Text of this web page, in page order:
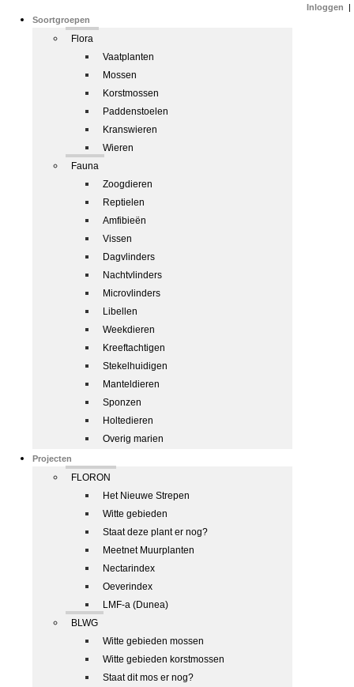
Soortgroepen
Flora
Vaatplanten
Mossen
Korstmossen
Paddenstoelen
Kranswieren
Wieren
Fauna
Zoogdieren
Reptielen
Amfibieën
Vissen
Dagvlinders
Nachtvlinders
Microvlinders
Libellen
Weekdieren
Kreeftachtigen
Stekelhuidigen
Manteldieren
Sponzen
Holtedieren
Overig marien
Projecten
FLORON
Het Nieuwe Strepen
Witte gebieden
Staat deze plant er nog?
Meetnet Muurplanten
Nectarindex
Oeverindex
LMF-a (Dunea)
BLWG
Witte gebieden mossen
Witte gebieden korstmossen
Staat dit mos er nog?
Inloggen |